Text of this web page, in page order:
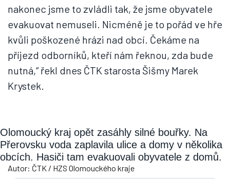
nakonec jsme to zvládli tak, že jsme obyvatele
evakuovat nemuseli. Nicméně je to pořád ve hře
kvůli poškozené hrázi nad obcí. Čekáme na
příjezd odborníků, kteří nám řeknou, zda bude
nutná,“ řekl dnes ČTK starosta Šišmy Marek
Krystek.
Olomoucký kraj opět zasáhly silné bouřky. Na
Přerovsku voda zaplavila ulice a domy v několika
obcích. Hasiči tam evakuovali obyvatele z domů.
Autor: ČTK / HZS Olomouckého kraje